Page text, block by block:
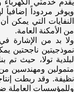
يقدم خدمتي الكهرباء
ويوفر مردوداً إضافياً
النفايات التي يمكن
من الأمكنة العامة.
ولا بد من الإشارة
نموذجيتين ناجحتين
لبلدية تولا، حيث
متمولين ومهندسين من
نظيفة. وقد ربطت
وللمؤسسات العاملة